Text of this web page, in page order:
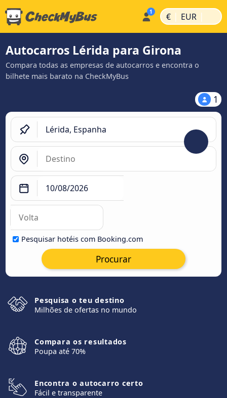
€ | EUR |
Autocarros Lérida para Girona
Compara todas as empresas de autocarros e encontra o
bilhete mais barato na CheckMyBus
1
Pesquisar hotéis com Booking.com
Procurar
Pesquisa o teu destino
Milhões de ofertas no mundo
Compara os resultados
Poupa até 70%
Encontra o autocarro certo
Fácil e transparente